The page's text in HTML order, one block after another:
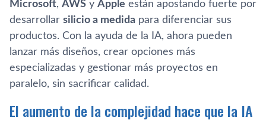
Microsoft, AWS y Apple están apostando fuerte por
desarrollar silicio a medida para diferenciar sus
productos. Con la ayuda de la IA, ahora pueden
lanzar más diseños, crear opciones más
especializadas y gestionar más proyectos en
paralelo, sin sacrificar calidad.
El aumento de la complejidad hace que la IA